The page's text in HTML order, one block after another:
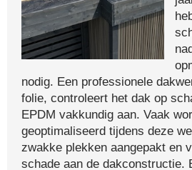
nodig. Een professionele
folie, controleert het dak op
EPDM vakkundig aan. Vaak
geoptimaliseerd tijdens deze
zwakke plekken aangepakt en
schade aan de dakconstructie.